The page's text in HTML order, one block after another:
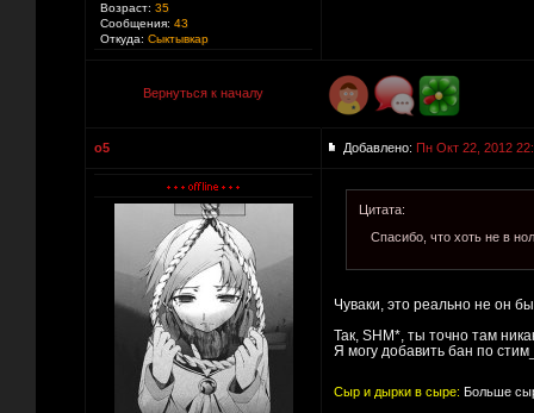
Возраст: 35
Сообщения: 43
Откуда: Сыктывкар
Вернуться к началу
o5 Добавлено: Пн Окт 22, 2012
Цитата:
Спасибо, что хоть не в
Чуваки, это реально не он
Так, SHM*, ты точно там
Я могу добавить бан по
Сыр и дырки в сыре: Больше